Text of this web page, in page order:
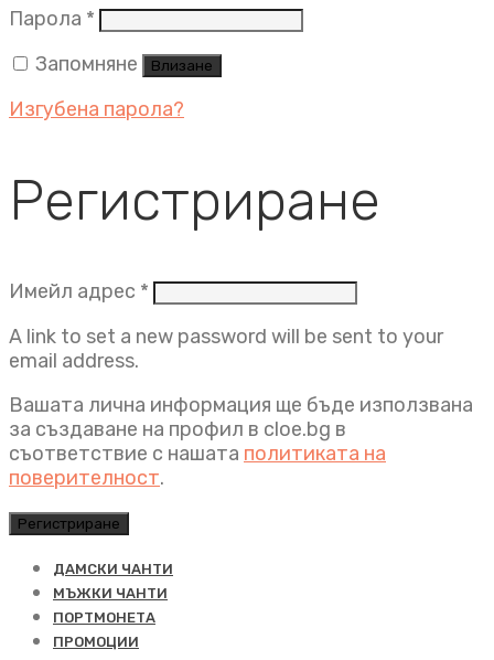
Парола * Задължително
Запомняне
Влизане
Изгубена парола?
Регистриране
Имейл адрес * Задължително
A link to set a new password will be sent to your
email address.
Вашата лична информация ще бъде използвана
за създаване на профил в cloe.bg в
съответствие с нашата политиката на
поверителност.
Регистриране
ДАМСКИ ЧАНТИ
МЪЖКИ ЧАНТИ
ПОРТМОНЕТА
ПРОМОЦИИ